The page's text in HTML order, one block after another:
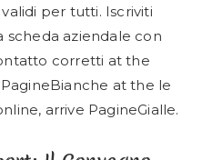
per tutti. Iscriviti
aziendale con
corretti at the
at the le
arrive PagineGialle.